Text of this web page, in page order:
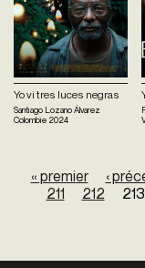
Yo vi tres luces negras
Santiago Lozano Álvarez
Colombie 2024
« premier ‹
211
212 213